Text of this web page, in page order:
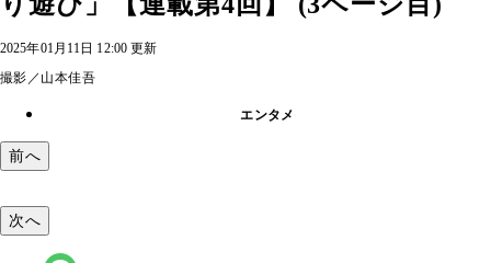
2025年01月11日 12:00 更新
撮影／山本佳吾
エンタメ
前へ
次へ